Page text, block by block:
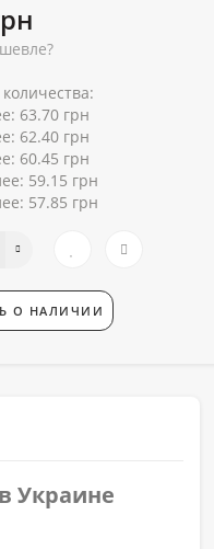
63.70 грн
62.40 грн
60.45 грн
59.15 грн
57.85 грн
О НАЛИЧИИ
в Украине